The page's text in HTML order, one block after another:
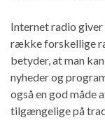
Internet radio
række forskellige
betyder, at man
nyheder og
også en god måde
tilgængelige på